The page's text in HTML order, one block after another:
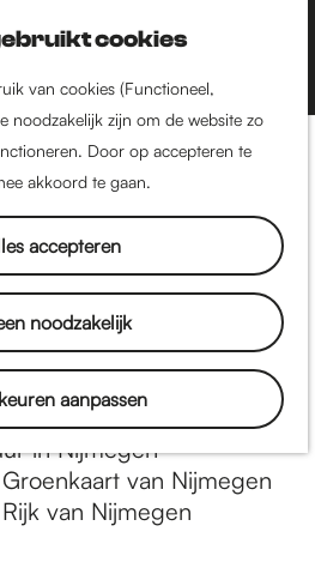
cookies
van cookies (Functioneel,
noodzakelijk zijn om de website zo
Door op accepteren te
akkoord te gaan.
accepteren
noodzakelijk
aanpassen
Nijmegen-Nieuw-West
Dukenburg
Lindenholt
De oudste stad van
Nederland
Historische tijdlijn
Romeinse Limes
Vrede van Nijmegen
Penning
in Nijmegen
Groenkaart van Nijmegen
Rijk van Nijmegen